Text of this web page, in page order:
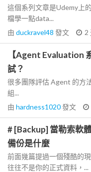
這個系列文章是Udemy上
檔學一點data...
由 duckravel48 發文 2
【Agent Evaluation
試？
很多團隊評估 Agent 的方
組...
由 hardness1020發文
# [Backup] 當勒索軟
備份是什麼
前面幾篇提過一個殘酷的
往往不是你的正式資料，...